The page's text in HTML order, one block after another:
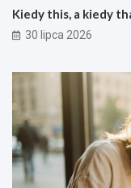
Kiedy this, a kiedy
30 lipca 2026